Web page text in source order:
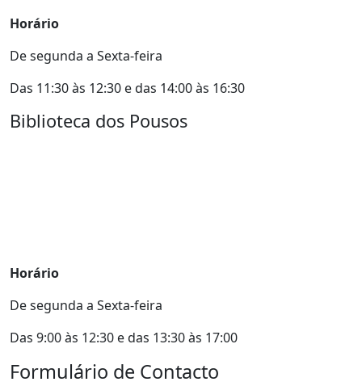
Horário
De segunda a Sexta-feira
Das 11:30 às 12:30 e das 14:00 às 16:30
Biblioteca dos Pousos
Horário
De segunda a Sexta-feira
Das 9:00 às 12:30 e das 13:30 às 17:00
Formulário de Contacto